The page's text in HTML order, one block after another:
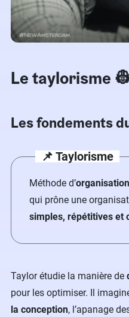
Le taylorisme
Les fondements
📌 Taylorisme
Méthode d’
qui prône une
simples, répétitives et
Taylor étudie la manière de
pour les optimiser. Il
la conception, l’apanage